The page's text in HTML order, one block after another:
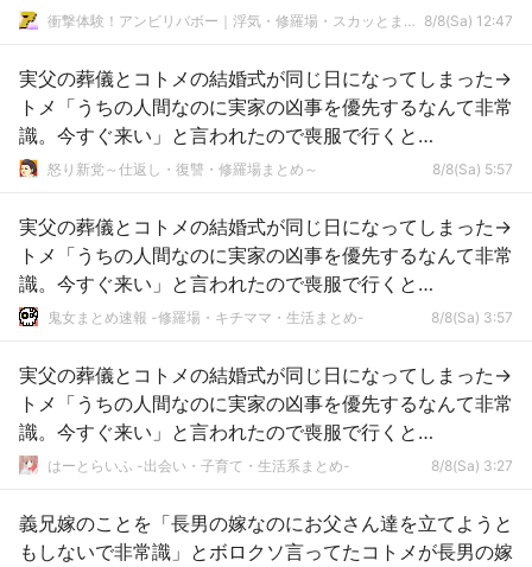
衝撃体験！アンビリバボー｜浮気・修羅場・スカッとまとめ 8/8(Sa) 12:47
実父の葬儀とコトメの結婚式が同じ日になってしまった→
トメ「うちの人間なのに実家の凶事を優先するなんて非常
識。今すぐ来い」と言われたので喪服で行くと…
怒り新党～仕返し・復讐・修羅場まとめ～ 8/8(Sa) 5:57
実父の葬儀とコトメの結婚式が同じ日になってしまった→
トメ「うちの人間なのに実家の凶事を優先するなんて非常
識。今すぐ来い」と言われたので喪服で行くと…
鬼女まとめ速報 -修羅場・キチママ・生活まとめ- 8/8(Sa) 3:57
実父の葬儀とコトメの結婚式が同じ日になってしまった→
トメ「うちの人間なのに実家の凶事を優先するなんて非常
識。今すぐ来い」と言われたので喪服で行くと…
はーとらいふ -出会い・子育て・生活系まとめ- 8/8(Sa) 3:27
義兄嫁のことを「長男の嫁なのにお父さん達を立てようと
もしないで非常識」とボロクソ言ってたコトメが長男の嫁